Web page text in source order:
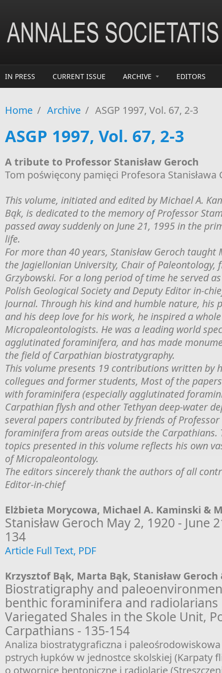
IN PRESS CURRENT ISSUE ARCHIVE EDITORS
Home / Archive / ASGP 1997, Vol. 67, 2-3
ASGP 1997, Vol. 67, 2-3
A tribute to Professor Stanisław Geroch
Tom poświęcony pamięci Profesora Stanisława
This volume, initiated and edited by Michael A.
Bąk, is dedicated to the memory of Professor
passed away suddenly on June 21, 1995 in the
life.
For more than 40 years, Stanisław Geroch
the Jagiellonian University, Chair of Paleontology,
Grzybowski. For a long period of time he served
Polish Geological Society and Deputy Editor in-
Journal. Through his kind and humble nature, his
and his deep love for his work, he inspired a
Micropaleontologists. He was a leading world
agglutinated foraminifera, and has made
the field of Carpathian biostratygraphy.
This volume presents 19 contributions written by
collegues and former students, Most of the
with foraminifera (especially agglutinated
Carpathian flysh and other Tethyan deep-water
several papers contributed by friends of
foraminifera from areas outside the Carpathians.
topics presented in this volume reflects his own
of Micropaleontology.
The editors sincerely thank the authors of all
Editor-in-chief
Elżbieta Morycowa, Michael A. Kaminski &
Stanisław Geroch May 2, 1920 - June
134
Article Full Text, PDF
Krzysztof Bąk, Marta Bąk, Stanisław
Biostratigraphy and
benthic foraminifera and radiolarians
Variegated Shales in the Skole Unit,
Carpathians - 135-154
Analiza biostratygraficzna i
pstrych łupków w jednostce skolskiej (Karpaty
o otwornice bentoniczne i radiolarie